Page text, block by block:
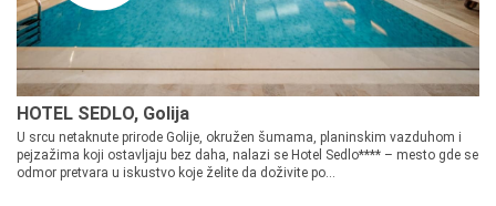
HOTEL SEDLO, Golija
U srcu netaknute prirode Golije, okružen šumama, planinskim vazduhom i
pejzažima koji ostavljaju bez daha, nalazi se Hotel Sedlo**** – mesto gde se
odmor pretvara u iskustvo koje želite da doživite po...